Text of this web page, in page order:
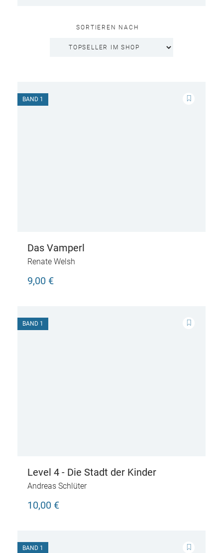
SORTIEREN NACH
BAND 1
Das Vamperl
Renate Welsh
9,00 €
BAND 1
Level 4 - Die Stadt der Kinder
Andreas Schlüter
10,00 €
BAND 1